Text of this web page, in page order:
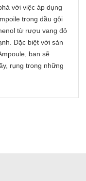
với việc áp dụng
trong dầu gội
từ rượu vang đỏ
Đặc biệt với sản
bạn sẽ
rụng trong những